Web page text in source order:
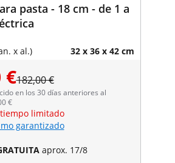
pasta - 18 cm - de 1 a
x al.) 32 x 36 x 42 cm
€182,00 €
en los 30 días anteriores al
€
limitado
garantizado
aprox. 17/8